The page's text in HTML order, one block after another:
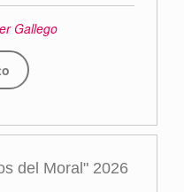
Gallego
del Moral" 2026